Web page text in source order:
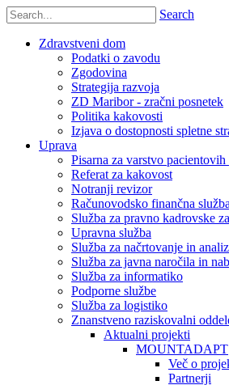
Search
Zdravstveni dom
Podatki o zavodu
Zgodovina
Strategija razvoja
ZD Maribor - zračni posnetek
Politika kakovosti
Izjava o dostopnosti spletne
Uprava
Pisarna za varstvo
Referat za kakovost
Notranji revizor
Računovodsko finančna služba
Služba za pravno kadrovske
Upravna služba
Služba za načrtovanje in
Služba za javna naročila in
Služba za informatiko
Podporne službe
Služba za logistiko
Znanstveno raziskovalni
Aktualni projekti
MOUNTADAPT
Več o
Partnerji